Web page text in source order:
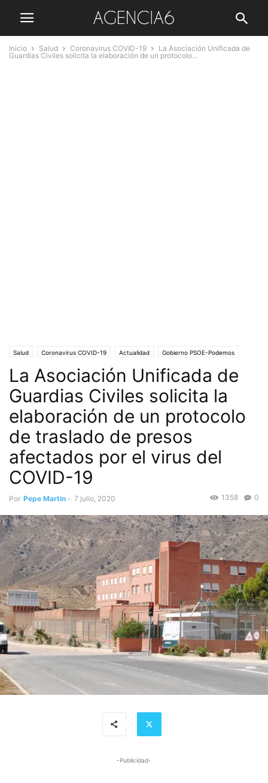
Inicio Salud Coronavirus COVID-19
La Asociación Unificada de
Guardias Civiles solicita la elaboración de un protocolo...
Salud Coronavirus COVID-19 Actualidad Gobierno PSOE-Podemos
Guardia Civil Portada Prisiones Sociedad
La Asociación Unificada de
Guardias Civiles solicita la
elaboración de un protocolo
de traslado de presos
afectados por el virus del
COVID-19
Por Pepe Martin - 7 julio, 2020 0
1358
-Publicidad-